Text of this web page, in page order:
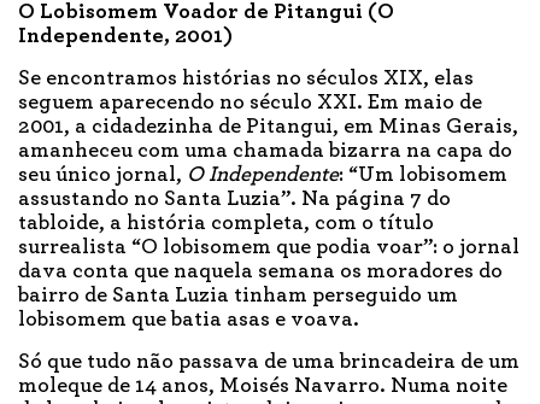
O Lobisomem Voador de Pitangui (O
Independente, 2001)
Se encontramos histórias no séculos XIX, elas
seguem aparecendo no século XXI. Em maio de
2001, a cidadezinha de Pitangui, em Minas Gerais,
amanheceu com uma chamada bizarra na capa do
seu único jornal, O Independente: “Um lobisomem
assustando no Santa Luzia”. Na página 7 do
tabloide, a história completa, com o título
surrealista “O lobisomem que podia voar”: o jornal
dava conta que naquela semana os moradores do
bairro de Santa Luzia tinham perseguido um
lobisomem que batia asas e voava.
Só que tudo não passava de uma brincadeira de um
moleque de 14 anos, Moisés Navarro. Numa noite